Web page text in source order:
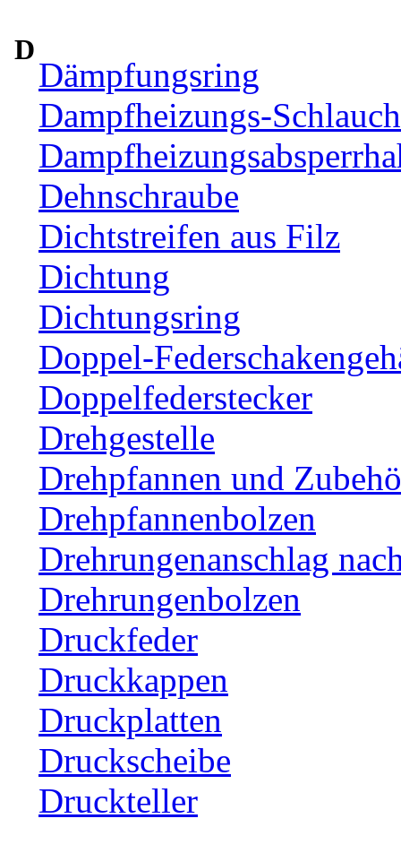
D
Dämpfungsring
Dampfheizungs-
Dehnschraube
Dichtstreifen aus Filz
Dichtung
Dichtungsring
Doppel-
Doppelfederstecker
Drehgestelle
Drehpfannen und
Drehpfannenbolzen
Drehrungenanschlag
Drehrungenbolzen
Druckfeder
Druckkappen
Druckplatten
Druckscheibe
Druckteller